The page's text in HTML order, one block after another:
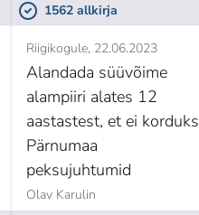
1562 allkirja
Riigikogule 22.06.2023
Alandada süüvõime
alampiiri alates 12
aastastest, et ei korduks
Pärnumaa
peksujuhtumid
Olav Karulin